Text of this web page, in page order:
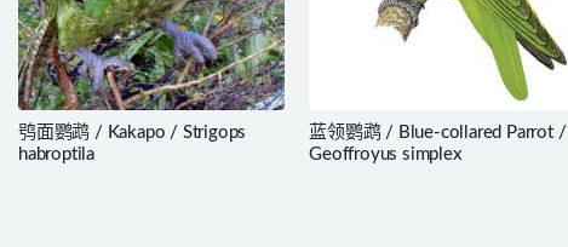
鸮面鹦鹉 / Kakapo / Strigops
habroptila
蓝领鹦鹉 / Blue-collared Parrot /
Geoffroyus simplex